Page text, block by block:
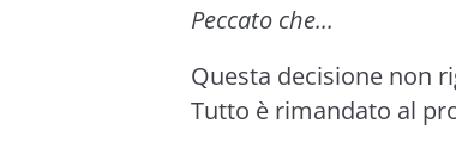
Peccato che...
Questa decisione non
Tutto è rimandato al